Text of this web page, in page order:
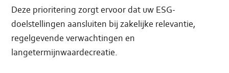
Deze prioritering zorgt ervoor dat uw ESG-
doelstellingen aansluiten bij zakelijke relevantie,
regelgevende verwachtingen en
langetermijnwaardecreatie.